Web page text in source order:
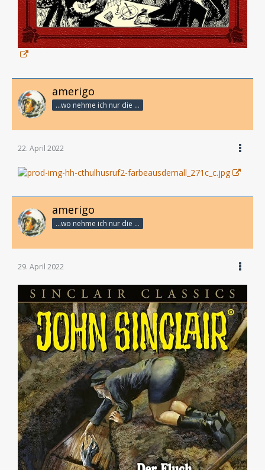
amerigo
...wo nehme ich nur die Zeit her, so vieles nicht zu hören?
22. April 2022
amerigo
...wo nehme ich nur die Zeit her, so vieles nicht zu hören?
29. April 2022